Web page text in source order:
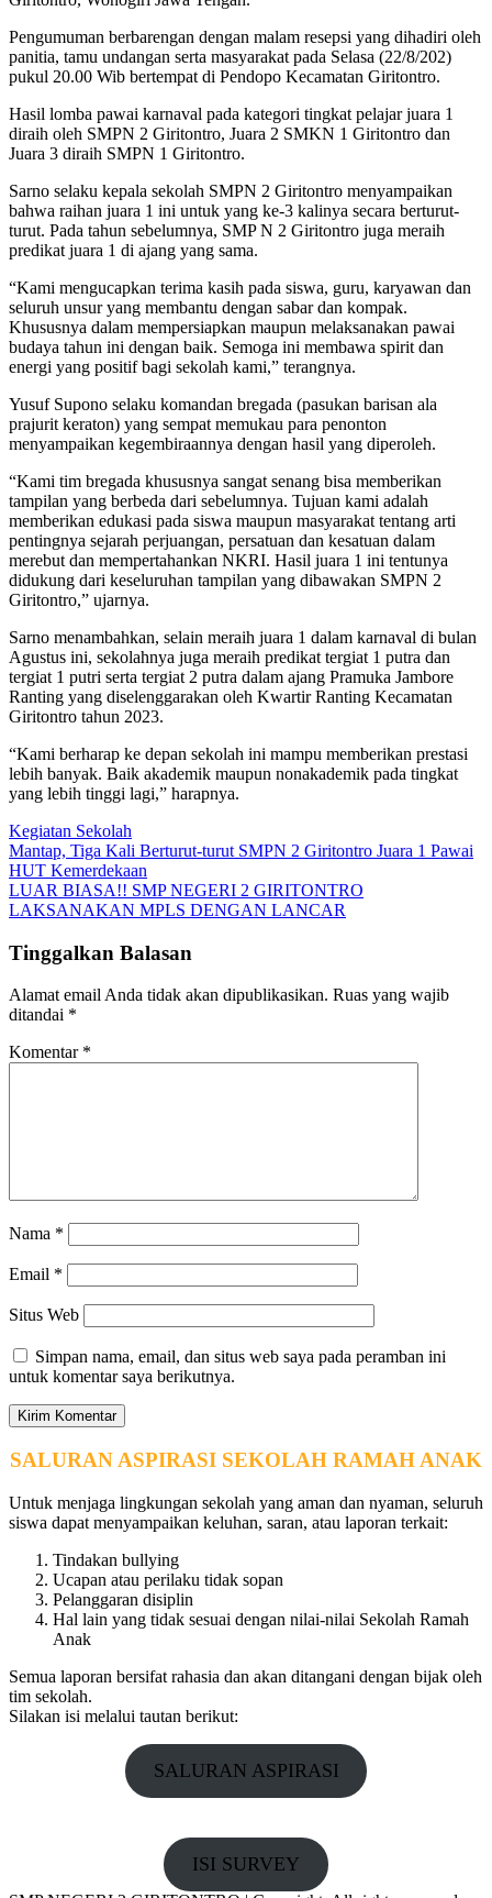
Pengumuman berbarengan dengan malam resepsi yang dihadiri oleh
panitia, tamu undangan serta masyarakat pada Selasa (22/8/202)
pukul 20.00 Wib bertempat di Pendopo Kecamatan Giritontro.
Hasil lomba pawai karnaval pada kategori tingkat pelajar juara 1
diraih oleh SMPN 2 Giritontro, Juara 2 SMKN 1 Giritontro dan
Juara 3 diraih SMPN 1 Giritontro.
Sarno selaku kepala sekolah SMPN 2 Giritontro menyampaikan
bahwa raihan juara 1 ini untuk yang ke-3 kalinya secara berturut-
turut. Pada tahun sebelumnya, SMP N 2 Giritontro juga meraih
predikat juara 1 di ajang yang sama.
“Kami mengucapkan terima kasih pada siswa, guru, karyawan dan
seluruh unsur yang membantu dengan sabar dan kompak.
Khususnya dalam mempersiapkan maupun melaksanakan pawai
budaya tahun ini dengan baik. Semoga ini membawa spirit dan
energi yang positif bagi sekolah kami,” terangnya.
Yusuf Supono selaku komandan bregada (pasukan barisan ala
prajurit keraton) yang sempat memukau para penonton
menyampaikan kegembiraannya dengan hasil yang diperoleh.
“Kami tim bregada khususnya sangat senang bisa memberikan
tampilan yang berbeda dari sebelumnya. Tujuan kami adalah
memberikan edukasi pada siswa maupun masyarakat tentang arti
pentingnya sejarah perjuangan, persatuan dan kesatuan dalam
merebut dan mempertahankan NKRI. Hasil juara 1 ini tentunya
didukung dari keseluruhan tampilan yang dibawakan SMPN 2
Giritontro,” ujarnya.
Sarno menambahkan, selain meraih juara 1 dalam karnaval di bulan
Agustus ini, sekolahnya juga meraih predikat tergiat 1 putra dan
tergiat 1 putri serta tergiat 2 putra dalam ajang Pramuka Jambore
Ranting yang diselenggarakan oleh Kwartir Ranting Kecamatan
Giritontro tahun 2023.
“Kami berharap ke depan sekolah ini mampu memberikan prestasi
lebih banyak. Baik akademik maupun nonakademik pada tingkat
yang lebih tinggi lagi,” harapnya.
Kegiatan Sekolah
Navigasi
pos
Mantap, Tiga Kali Berturut-turut SMPN 2 Giritontro Juara 1 Pawai
HUT Kemerdekaan
LUAR BIASA!! SMP NEGERI 2 GIRITONTRO
LAKSANAKAN MPLS DENGAN LANCAR
Tinggalkan Balasan
Alamat email Anda tidak akan dipublikasikan. Ruas yang wajib
ditandai *
Komentar *
Nama *
Email *
Situs Web
Simpan nama, email, dan situs web saya pada peramban ini
untuk komentar saya berikutnya.
SALURAN ASPIRASI SEKOLAH RAMAH ANAK
Untuk menjaga lingkungan sekolah yang aman dan nyaman, seluruh
siswa dapat menyampaikan keluhan, saran, atau laporan terkait:
Tindakan bullying
Ucapan atau perilaku tidak sopan
Pelanggaran disiplin
Hal lain yang tidak sesuai dengan nilai-nilai Sekolah Ramah
Anak
Semua laporan bersifat rahasia dan akan ditangani dengan bijak oleh
tim sekolah.
Silakan isi melalui tautan berikut:
SALURAN ASPIRASI
ISI SURVEY